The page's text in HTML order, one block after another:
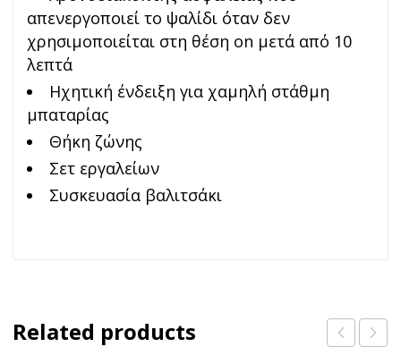
απενεργοποιεί το ψαλίδι όταν δεν
χρησιμοποιείται στη θέση on μετά από 10
λεπτά
Ηχητική ένδειξη για χαμηλή στάθμη
μπαταρίας
Θήκη ζώνης
Σετ εργαλείων
Συσκευασία βαλιτσάκι
Related products